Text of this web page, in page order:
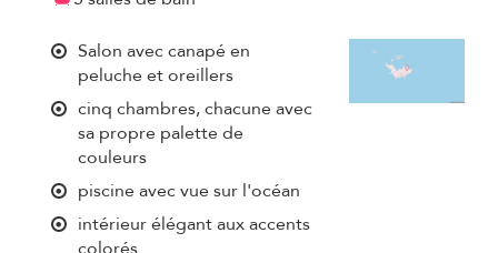
Salon avec canapé en
peluche et oreillers
cinq chambres, chacune avec
sa propre palette de
couleurs
piscine avec vue sur l'océan
intérieur élégant aux accents